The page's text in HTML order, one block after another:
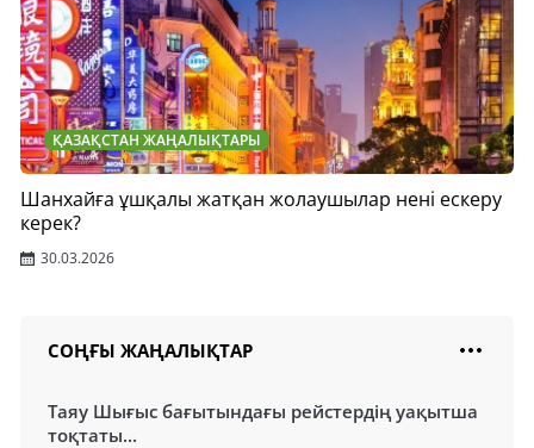
ҚАЗАҚСТАН ЖАҢАЛЫҚТАРЫ
Шанхайға ұшқалы жатқан жолаушылар нені ескеру
керек?
30.03.2026
СОҢҒЫ ЖАҢАЛЫҚТАР
Таяу Шығыс бағытындағы рейстердің уақытша
тоқтаты...